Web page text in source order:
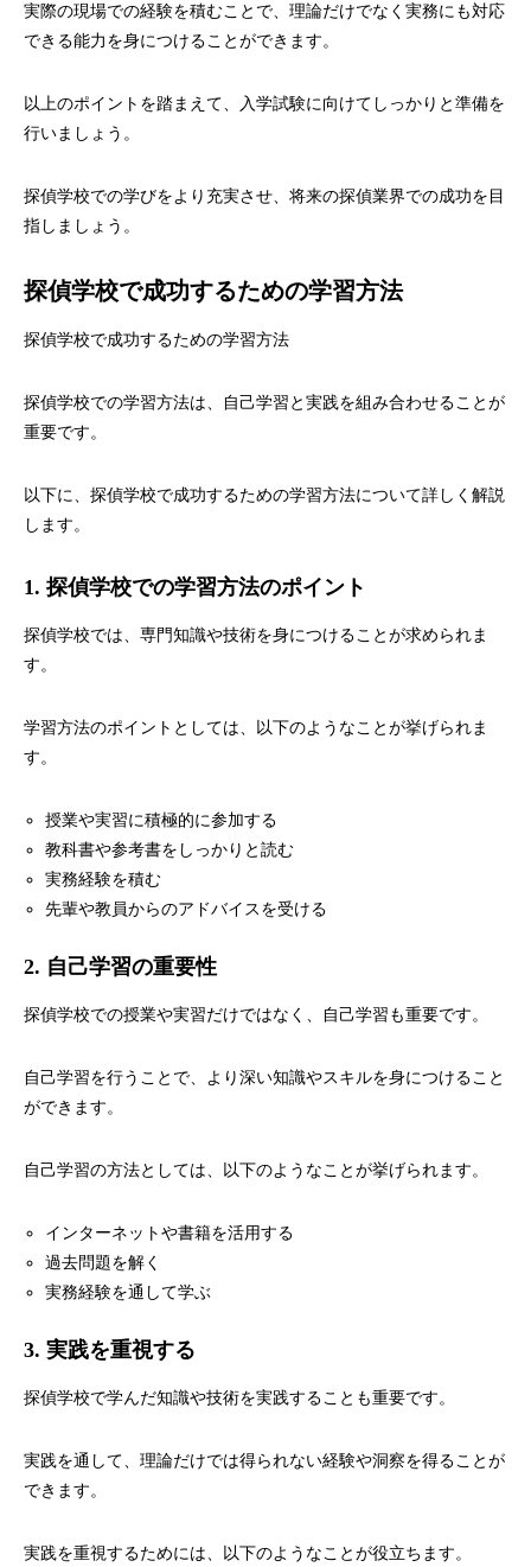
実際の現場での経験を積むことで、理論だけでなく実務にも対応
できる能力を身につけることができます。
以上のポイントを踏まえて、入学試験に向けてしっかりと準備を
行いましょう。
探偵学校での学びをより充実させ、将来の探偵業界での成功を目
指しましょう。
探偵学校で成功するための学習方法
探偵学校で成功するための学習方法
探偵学校での学習方法は、自己学習と実践を組み合わせることが
重要です。
以下に、探偵学校で成功するための学習方法について詳しく解説
します。
1. 探偵学校での学習方法のポイント
探偵学校では、専門知識や技術を身につけることが求められま
す。
学習方法のポイントとしては、以下のようなことが挙げられま
す。
授業や実習に積極的に参加する
教科書や参考書をしっかりと読む
実務経験を積む
先輩や教員からのアドバイスを受ける
2. 自己学習の重要性
探偵学校での授業や実習だけではなく、自己学習も重要です。
自己学習を行うことで、より深い知識やスキルを身につけること
ができます。
自己学習の方法としては、以下のようなことが挙げられます。
インターネットや書籍を活用する
過去問題を解く
実務経験を通して学ぶ
3. 実践を重視する
探偵学校で学んだ知識や技術を実践することも重要です。
実践を通して、理論だけでは得られない経験や洞察を得ることが
できます。
実践を重視するためには、以下のようなことが役立ちます。